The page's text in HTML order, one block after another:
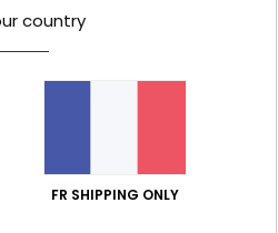
country
FR SHIPPING ONLY